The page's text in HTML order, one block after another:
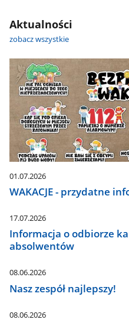
Aktualności
zobacz wszystkie
01.07.2026
WAKACJE - przydatne
17.07.2026
Informacja o odbiorze
absolwentów
08.06.2026
Nasz zespół najlepszy!
08.06.2026